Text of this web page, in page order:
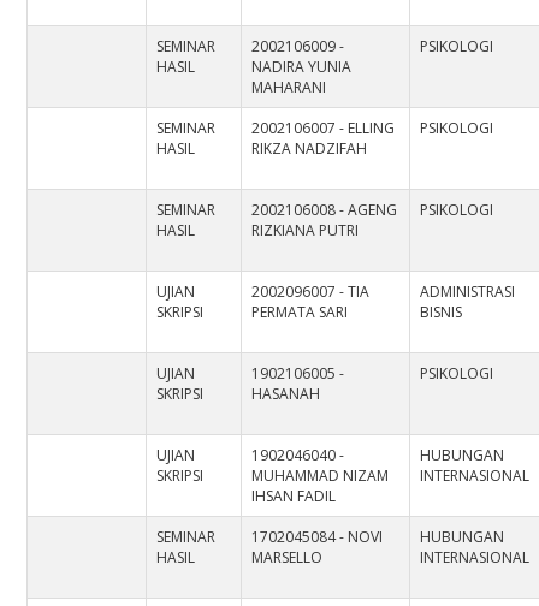
SEMINAR
HASIL
2002106009 -
NADIRA YUNIA
MAHARANI
PSIKOLOGI
SEMINAR
HASIL
2002106007 - ELLING
RIKZA NADZIFAH
PSIKOLOGI
SEMINAR
HASIL
2002106008 - AGENG
RIZKIANA PUTRI
PSIKOLOGI
UJIAN
SKRIPSI
2002096007 - TIA
PERMATA SARI
ADMINISTRASI
BISNIS
UJIAN
SKRIPSI
1902106005 -
HASANAH
PSIKOLOGI
UJIAN
SKRIPSI
1902046040 -
MUHAMMAD NIZAM
IHSAN FADIL
HUBUNGAN
INTERNASIONAL
SEMINAR
HASIL
1702045084 - NOVI
MARSELLO
HUBUNGAN
INTERNASIONAL